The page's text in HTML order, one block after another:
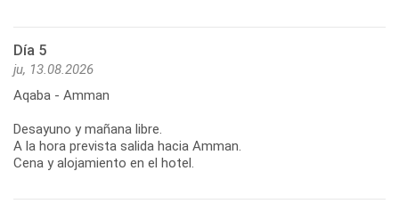
Día 5
ju, 13.08.2026
Aqaba - Amman
Desayuno y mañana libre.
A la hora prevista salida hacia Amman.
Cena y alojamiento en el hotel.